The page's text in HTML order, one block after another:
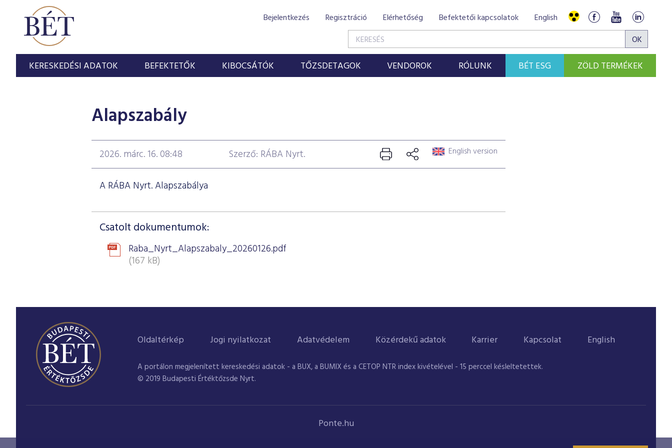
Bejelentkezés Regisztráció Elérhetőség Befektetői kapcsolatok English
KERESKEDÉSI ADATOK BEFEKTETŐK KIBOCSÁTÓK TŐZSDETAGOK VENDOROK RÓLUNK BÉT ESG ZÖLD TERMÉKEK
Alapszabály
2026. márc. 16. 08:48 Szerző: RÁBA Nyrt. English version
A RÁBA Nyrt. Alapszabálya
Csatolt dokumentumok:
Raba_Nyrt_Alapszabaly_20260126.pdf
(167 kB)
Oldaltérkép Jogi nyilatkozat Adatvédelem Közérdekű adatok Karrier Kapcsolat English
A portálon megjelenített kereskedési adatok - a BUX, a BUMIX és a CETOP NTR index kivételével - 15 perccel késleltetettek.
© 2019 Budapesti Értéktőzsde Nyrt.
Ponte.hu